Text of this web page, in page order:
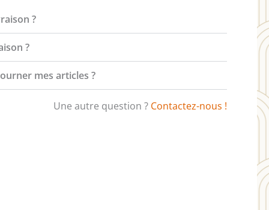
?
?
mes articles ?
Une autre question ? Contactez-nous !